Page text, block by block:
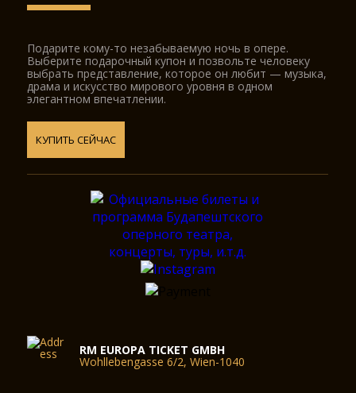
Подарите кому-то незабываемую ночь в опере.
Выберите подарочный купон и позвольте человеку
выбрать представление, которое он любит — музыка,
драма и искусство мирового уровня в одном
элегантном впечатлении.
КУПИТЬ СЕЙЧАС
RM EUROPA TICKET GMBH
Wohllebengasse 6/2, Wien-1040